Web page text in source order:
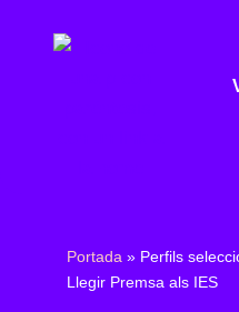
Portada » Perfils
Llegir Premsa als IES